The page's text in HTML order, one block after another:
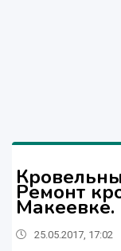
Ремонт
25.05.2017, 17:02